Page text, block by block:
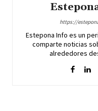
https://
Estepona Info es un
comparte noticias
alrededores